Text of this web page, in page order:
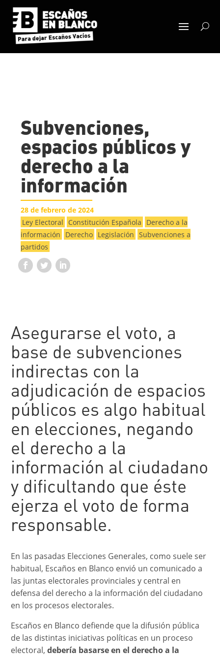
Subvenciones,
espacios públicos y
derecho a la
información
28 de febrero de 2024
Ley Electoral
Constitución Española
Derecho a la
información
Derecho Legislación
Subvenciones a
partidos
Asegurarse el voto, a
base de subvenciones
indirectas con la
adjudicación de espacios
públicos es algo habitual
en elecciones, negando
el derecho a la
información al ciudadano
y dificultando que éste
ejerza el voto de forma
responsable.
En las pasadas Elecciones Generales, como suele ser
habitual, Escaños en Blanco envió un comunicado a
las juntas electorales provinciales y central en
defensa del derecho a la información del ciudadano
en los procesos electorales.
Escaños en Blanco defiende que la difusión pública
de las distintas iniciativas políticas en un proceso
electoral,debería basarse en el derecho a la